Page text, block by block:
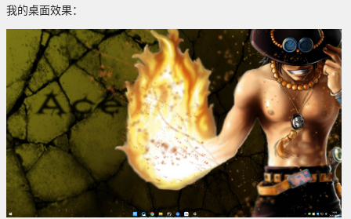
我的桌面效果：